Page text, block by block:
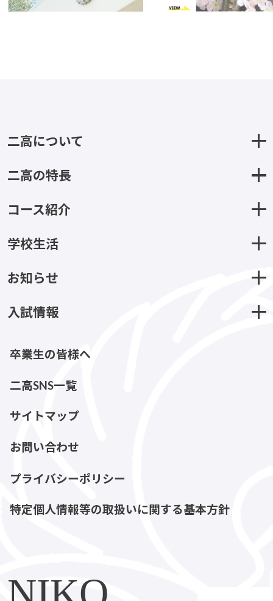
二高について
二高の特長
コース紹介
学校生活
お知らせ
入試情報
卒業生の皆様へ
二高SNS一覧
サイトマップ
お問い合わせ
プライバシーポリシー
特定個人情報等の取扱いに関する基本方針